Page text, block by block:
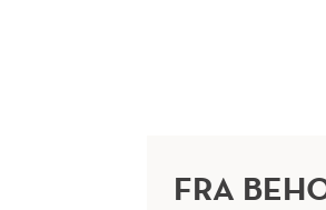
FRA